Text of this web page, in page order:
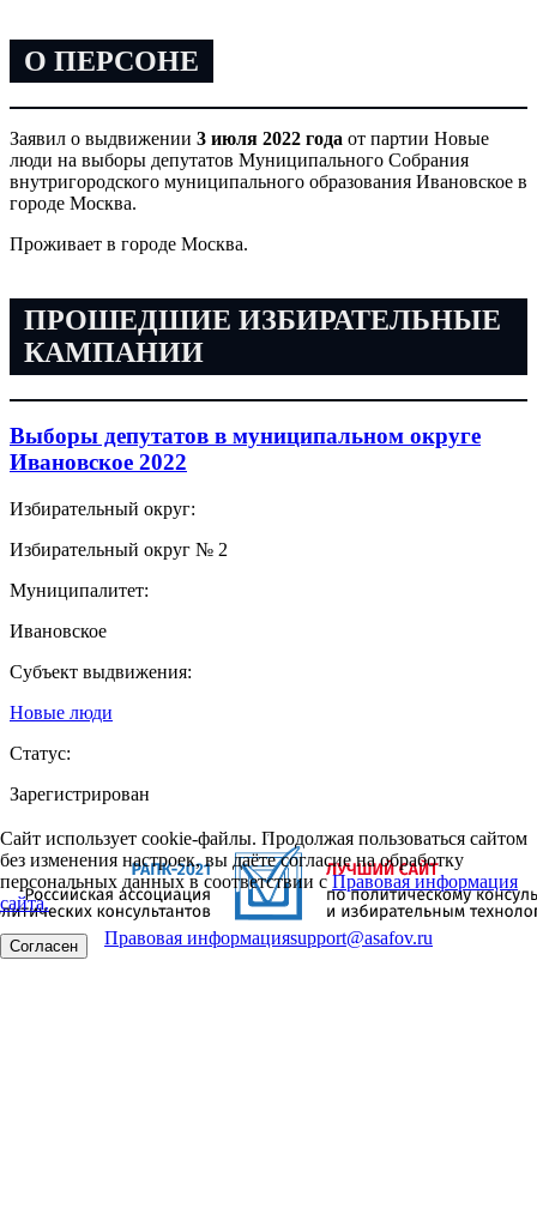
О ПЕРСОНЕ
Заявил о выдвижении 3 июля 2022 года от партии Новые
люди на выборы депутатов Муниципального Собрания
внутригородского муниципального образования Ивановское в
городе Москва.
Проживает в городе Москва.
ПРОШЕДШИЕ ИЗБИРАТЕЛЬНЫЕ
КАМПАНИИ
Выборы депутатов в муниципальном округе
Ивановское 2022
Избирательный округ:
Избирательный округ № 2
Муниципалитет:
Ивановское
Субъект выдвижения:
Новые люди
Статус:
Зарегистрирован
Сайт использует cookie-файлы. Продолжая пользоваться сайтом
без изменения настроек, вы даёте согласие на обработку
персональных данных в соответствии сПравовая информация
сайта.
Согласен Правовая информацияsupport@asafov.ru